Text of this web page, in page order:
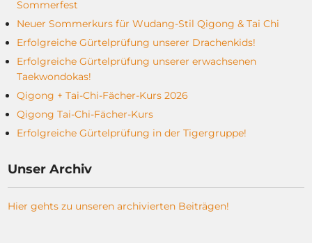
Sommerfest
Neuer Sommerkurs für Wudang-Stil Qigong & Tai Chi
Erfolgreiche Gürtelprüfung unserer Drachenkids!
Erfolgreiche Gürtelprüfung unserer erwachsenen
Taekwondokas!
Qigong + Tai-Chi-Fächer-Kurs 2026
Qigong Tai-Chi-Fächer-Kurs
Erfolgreiche Gürtelprüfung in der Tigergruppe!
Unser Archiv
Hier gehts zu unseren archivierten Beiträgen!